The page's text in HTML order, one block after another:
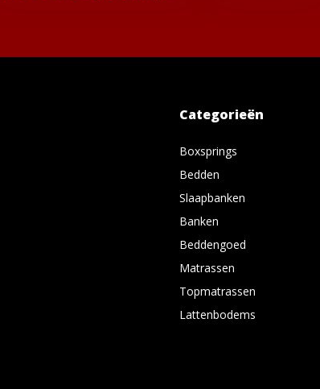
Categorieën
Boxsprings
Bedden
Slaapbanken
Banken
Beddengoed
Matrassen
Topmatrassen
Lattenbodems